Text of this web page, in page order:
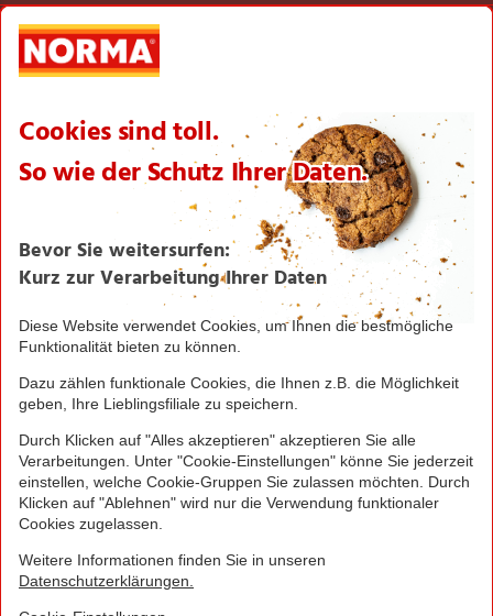
International
Logistik
Filialnetz
Karriere
Verantwortung/CSR
NORMA News
Seite drucken
Nach oben
Greifen Sie schnell zu! Alle angegebenen Preise in
Irrtümer durch Schreib-, Programmier- und
Datenübertragungsfehler sind vorbehalten.
© 2016 - 2026 NORMA Lebensmittelfilialbetrieb
Stiftung & Co. KG
Sitemap Kontakt
Barrierefreiheitserklärung Compliance